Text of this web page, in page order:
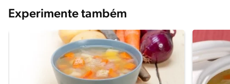
Experimente também